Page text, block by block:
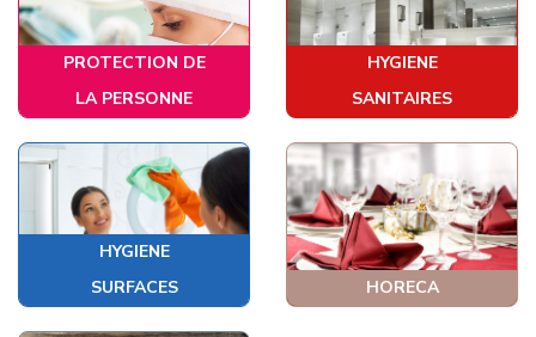
PROTECTION DE
LA PERSONNE
HYGIENE
SANITAIRES
HYGIENE
SURFACES
HORECA